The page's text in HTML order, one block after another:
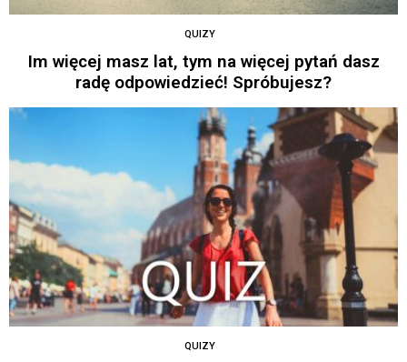
QUIZY
Im więcej masz lat, tym na więcej pytań dasz
radę odpowiedzieć! Spróbujesz?
QUIZY